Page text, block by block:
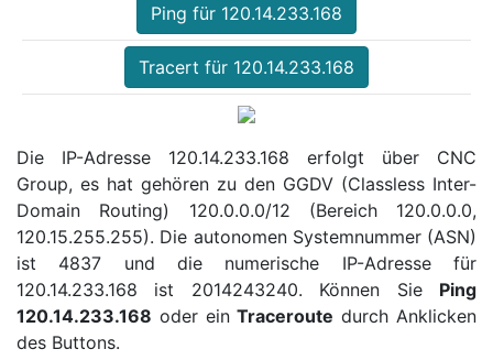
Ping für 120.14.233.168
Tracert für 120.14.233.168
Die IP-Adresse 120.14.233.168 erfolgt über CNC
Group, es hat gehören zu den GGDV (Classless Inter-
Domain Routing) 120.0.0.0/12 (Bereich 120.0.0.0,
120.15.255.255). Die autonomen Systemnummer (ASN)
ist 4837 und die numerische IP-Adresse für
120.14.233.168 ist 2014243240. Können Sie Ping
120.14.233.168 oder einTraceroute durch Anklicken
des Buttons.